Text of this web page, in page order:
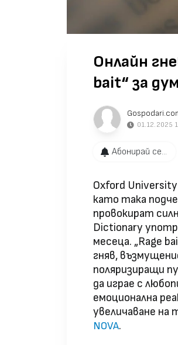
Онлайн
bait“ за
01.12.2025
Абонирай се...
Oxford University
като така
провокират
Dictionary
месеца. „Rage
гняв,
поляризиращи
да играе с
емоционална
увеличаване
NOVA.